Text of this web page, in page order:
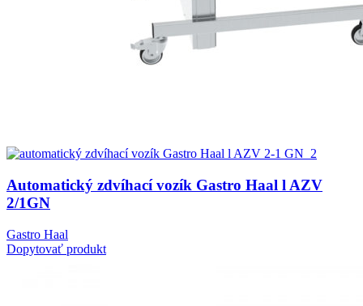
Automatický zdvíhací vozík Gastro Haal l AZV
2/1GN
Gastro Haal
Dopytovať produkt